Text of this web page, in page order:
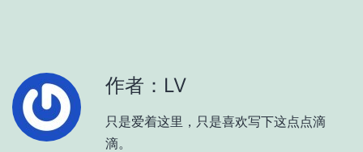
作者：LV
只是爱着这里，只是喜欢写下这点点滴
滴。